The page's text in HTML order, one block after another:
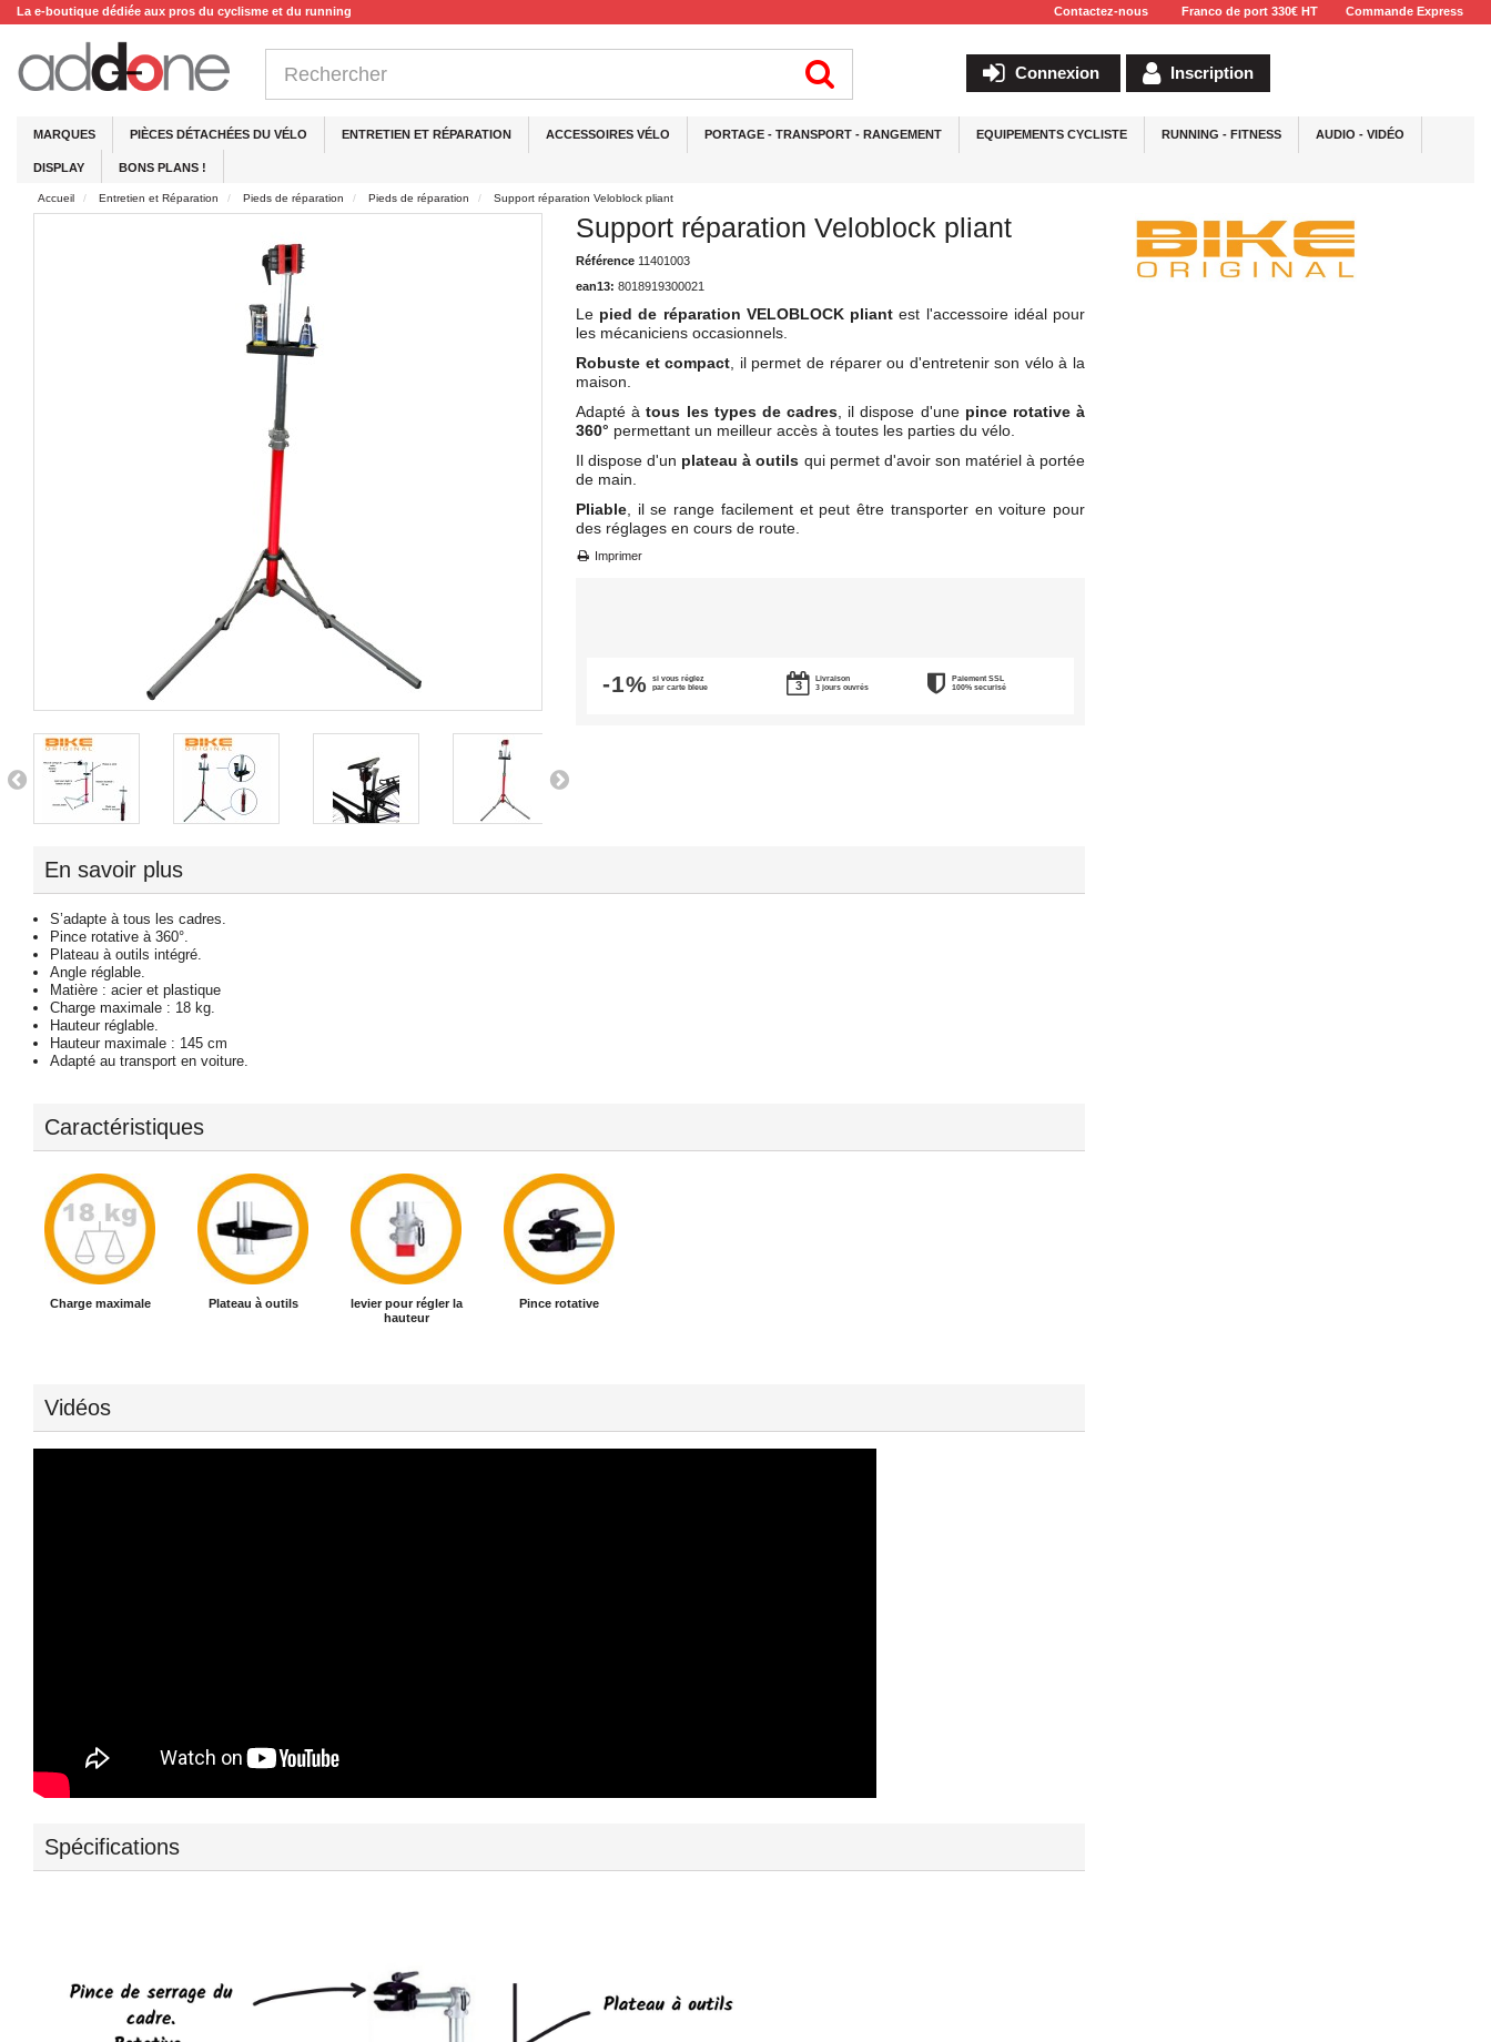
La e-boutique dédiée aux pros du cyclisme et du running Contactez-nous Franco de port 330€ HT Commande Express
Connexion Inscription
MARQUES PIÈCES DÉTACHÉES DU VÉLO ENTRETIEN ET RÉPARATION ACCESSOIRES VÉLO PORTAGE - TRANSPORT - RANGEMENT EQUIPEMENTS CYCLISTE RUNNING - FITNESS AUDIO - VIDÉO
DISPLAY BONS PLANS !
Accueil Entretien et Réparation Pieds de réparation Pieds de réparation Support réparation Veloblock pliant
Support réparation Veloblock pliant
Référence 11401003
ean13: 8018919300021
Le pied de réparation VELOBLOCK pliant est l'accessoire idéal pour
les mécaniciens occasionnels.
Robuste et compact , il permet de réparer ou d'entretenir son vélo à la
maison.
Adapté àtous les types de cadres , il dispose d'une pince rotative à
360° permettant un meilleur accès à toutes les parties du vélo.
Il dispose d'un plateau à outils qui permet d'avoir son matériel à portée
de main.
Pliable , il se range facilement et peut être transporter en voiture pour
des réglages en cours de route.
Imprimer
-1%
si vous réglez
par carte bleue
Livraison
3 jours ouvrés
Paiement SSL
100% securisé
En savoir plus
S’adapte à tous les cadres.
Pince rotative à 360°.
Plateau à outils intégré.
Angle réglable.
Matière : acier et plastique
Charge maximale : 18 kg.
Hauteur réglable.
Hauteur maximale : 145 cm
Adapté au transport en voiture.
Caractéristiques
Charge maximale Plateau à outils
levier pour régler la
hauteur
Pince rotative
Vidéos
Spécifications